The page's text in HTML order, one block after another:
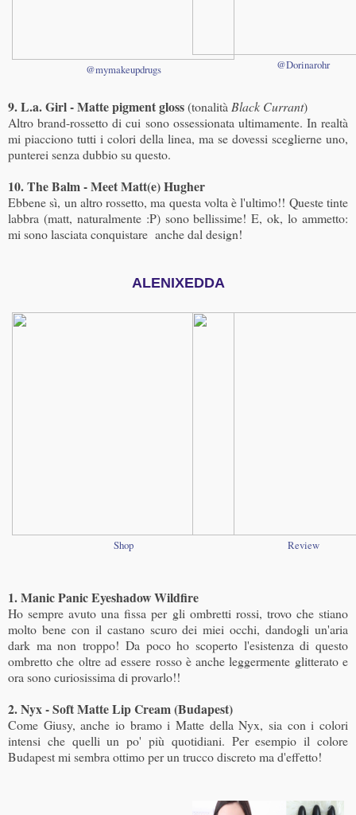
@mymakeupdrugs @Dorinarohr
9. L.a. Girl - Matte pigment gloss(tonalità Black Currant)
Altro brand-rossetto di cui sono ossessionata ultimamente. In realtà
mi piacciono tutti i colori della linea, ma se dovessi sceglierne uno,
punterei senza dubbio su questo.
10. The Balm - Meet Matt(e) Hugher
Ebbene sì, un altro rossetto, ma questa volta è l'ultimo!! Queste tinte
labbra (matt, naturalmente :P) sono bellissime! E, ok, lo ammetto:
mi sono lasciata conquistare anche dal design!
ALENIXEDDA
Shop Review
1. Manic Panic Eyeshadow Wildfire
Ho sempre avuto una fissa per gli ombretti rossi, trovo che stiano
molto bene con il castano scuro dei miei occhi, dandogli un'aria
dark ma non troppo! Da poco ho scoperto l'esistenza di questo
ombretto che oltre ad essere rosso è anche leggermente glitterato e
ora sono curiosissima di provarlo!!
2. Nyx - Soft Matte Lip Cream (Budapest)
Come Giusy, anche io bramo i Matte della Nyx, sia con i colori
intensi che quelli un po' più quotidiani. Per esempio il colore
Budapest mi sembra ottimo per un trucco discreto ma d'effetto!